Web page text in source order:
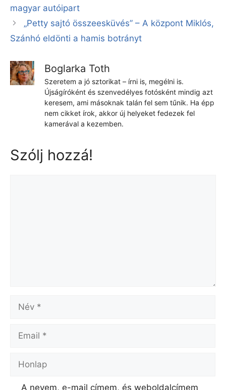
magyar autóipart
„Petty sajtó összeesküvés” – A központ Miklós,
Szánhó eldönti a hamis botrányt
Boglarka Toth
Szeretem a jó sztorikat – írni is, megélni is.
Újságíróként és szenvedélyes fotósként mindig azt
keresem, ami másoknak talán fel sem tűnik. Ha épp
nem cikket írok, akkor új helyeket fedezek fel
kamerával a kezemben.
Szólj hozzá!
Név
Email
Honlap
A nevem, e-mail címem, és weboldalcímem